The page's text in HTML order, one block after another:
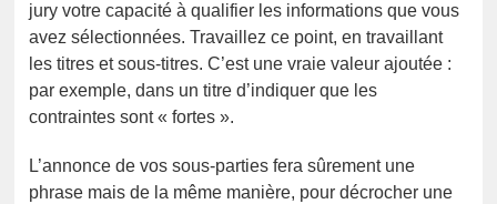
jury votre capacité à qualifier les informations que vous
avez sélectionnées. Travaillez ce point, en travaillant
les titres et sous-titres. C’est une vraie valeur ajoutée :
par exemple, dans un titre d’indiquer que les
contraintes sont « fortes ».
L’annonce de vos sous-parties fera sûrement une
phrase mais de la même manière, pour décrocher une